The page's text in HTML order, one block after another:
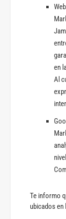
en
Al
Te informo
ubicados